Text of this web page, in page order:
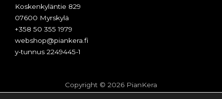
Koskenkyläntie 829
07600 Myrskylä
+358 50 355 1979
webshop@piankera.fi
y-tunnus 2249445-1
Copyright © 2026 PianKera